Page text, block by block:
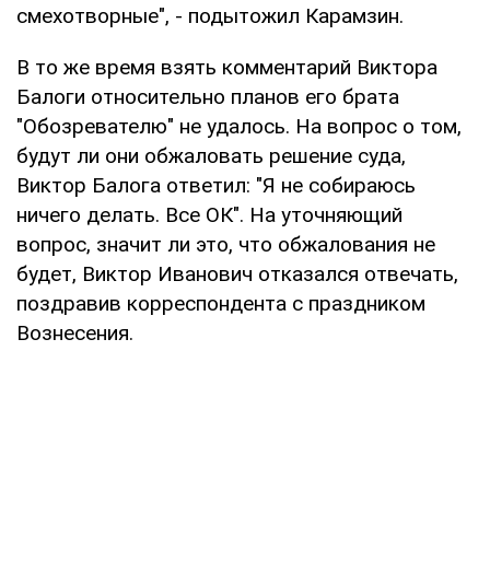
смехотворные", - подытожил Карамзин.
В то же время взять комментарий Виктора
Балоги относительно планов его брата
"Обозревателю" не удалось. На вопрос о том,
будут ли они обжаловать решение суда,
Виктор Балога ответил: "Я не собираюсь
ничего делать. Все ОК". На уточняющий
вопрос, значит ли это, что обжалования не
будет, Виктор Иванович отказался отвечать,
поздравив корреспондента с праздником
Вознесения.